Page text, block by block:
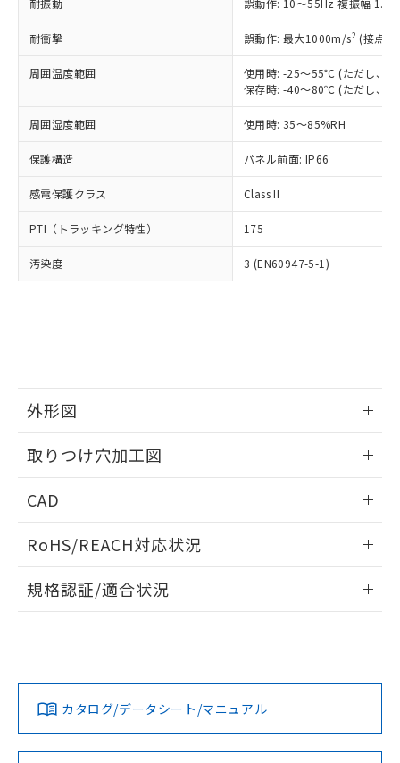
耐振動 誤動作: 10～55Hz 複振幅
耐衝撃 誤動作: 最大1000m/s2 (接点
周囲温度範囲
使用時: -25～55℃ (ただし、氷
保存時: -40～80℃ (ただし、氷
周囲湿度範囲 使用時: 35～85%RH
保護構造 パネル前面: IP66
感電保護クラス Class II
PTI（トラッキング特性） 175
汚染度 3 (EN60947-5-1)
外形図
取りつけ穴加工図
CAD
ドすることができます。
ログイン/会員登録
ダウンロードデータをご利用いただく前に、以下を必ずお読
みください。
ソフトウェアの使用条件
RoHS/REACH対応状況
EU RoHS 注意事項・凡例
対応済み
規格認証/適合状況
カタログ/データシート/マニュアル
正式な納期状況および標準価格はお客
様のお取引先、またはお客様担当のオ
ムロン制御機器販売店・当社販売員に
オムロン制御機器販売店や当社販売拠
販売ネットワーク
」をご確認
在庫状況および標準価格結果を当社の
事前の承諾なく第三者に漏洩または開
示しないようお願いします。
マイパーツ機能（部品リスト作成サー
ビス）をご利用いただくには、I-Web
メンバーズにご登録されている必要が
お客様が当ウェブサイト上で当社にご
指します。
但し、RoHS指令で産業用監視および制御機器に対する
適用除外項目は除く。
フタル酸エステル類の４物質については閾値を超える意
図的な使用がないことを確認しています。
部品在庫の切り替え状況などにより、予定
月が前後することがあります。
※3 非含有証明書ダウンロード
51物質の非含有証明書（当社基準）
※本証明書は発行日時点で非含有を証明す
るもので、過去に遡って非含有を証明する
ものではありません。
また、RoHS指令のフタル酸エステル類４
欄に対応日を記載しておりました。
既に当社にて対応品への在庫切替を完了
していることから、特段のことがない限
り、2022年1月12日より割愛しておりま
す。
DBP(フタル酸ジブチル) : 1000ppm、 DIBP(フタル酸ジ
イソブチル) : 1000ppm、 BBP(フタル酸ブチルベンジ
DEHP(フタル酸ビス(2-エチルヘキシル)) : 1000ppm
準値以下であることを示します。
「10」：通常の使用状況下において有害物
質が外部に漏えいし、環境に深刻な影響を
及ぼさない年数を意味します。
「－」：未確認です。当社販売部門へお問
全に破砕するなど、違法に輸出されな
いよう必要な手段を講じます。
当社は貴社製品を、核兵器、ミサイ
ル、化学兵器、生物兵器またはその他
武器並びにこれらの製造装置等に一切
当社は、貴社製品を第三者に販売する
場合は、上記1、2および3の内容を当
該第三者に通知します。また当社は、
販売先および販売に係わる関係者が違
法に輸出するおそれがある場合は、取
り引きをいたしません。
一定数には満たないが在庫あり
－
在庫なし(最新の在庫状況につ
いては、お客様のお取引先、ま
たはお客様担当のオムロン制御
機器販売店・当社販売員にご確
空
受注生産機種、また在庫状況の
情報を公開していない機種